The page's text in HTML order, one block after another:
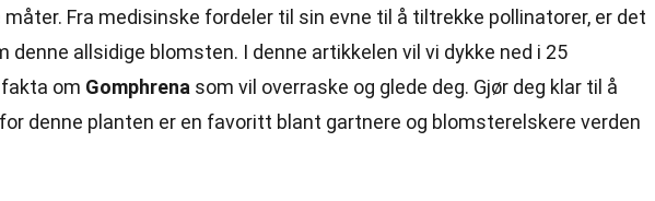
Fra medisinske fordeler til sin evne til å tiltrekke pollinatorer, er det
denne allsidige blomsten. I denne artikkelen vil vi dykke ned i 25
om Gomphrena som vil overraske og glede deg. Gjør deg klar til å
denne planten er en favoritt blant gartnere og blomsterelskere verden